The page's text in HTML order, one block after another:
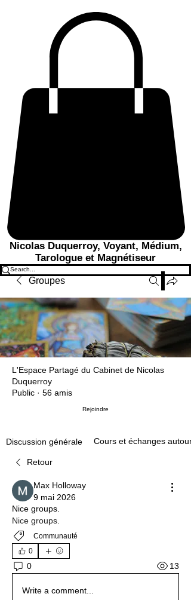
Nicolas Duquerroy, Voyant, Médium,
Tarologue et Magnétiseur
Groupes
L'Espace Partagé du Cabinet de Nicolas
Duquerroy
Public · 56 amis
Rejoindre
Discussion générale Cours et échanges
Retour
Max Holloway
9 mai 2026
Nice groups.
Nice groups.
Communauté
0
0 13
Write a comment...